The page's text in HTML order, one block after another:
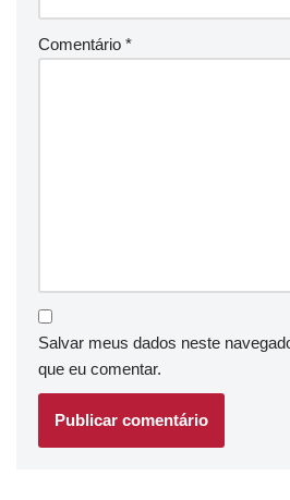
Comentário *
Salvar meus dados neste
que eu comentar.